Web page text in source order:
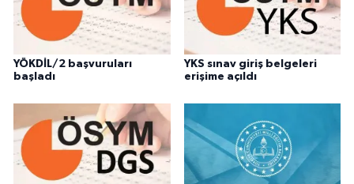
YÖKDİL/2 başvuruları
başladı
YKS sınav giriş belgeleri
erişime açıldı